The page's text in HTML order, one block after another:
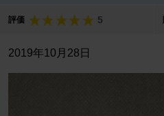
評価 5
2019年10月28日